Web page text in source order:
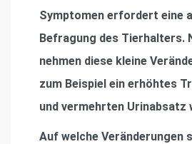
Symptomen erfordert eine
Befragung des Tierhalters.
nehmen diese kleine
zum Beispiel ein erhöhtes
und vermehrten Urinabsatz
Auf welche Veränderungen